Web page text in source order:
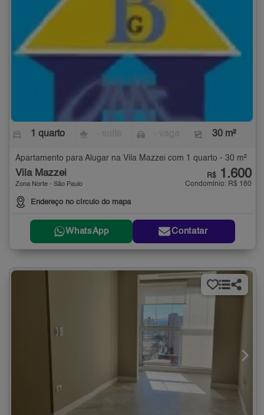
1 quarto 30 m²
Apartamento para Alugar na Vila Mazzei com 1 quarto - 30 m²
Vila Mazzei
Zona Norte - São Paulo
Endereço no círculo do mapa
R$ 1.600
Condomínio: R$ 180
WhatsApp Contatar